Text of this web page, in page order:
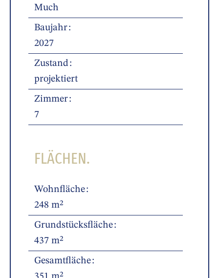
Much
Baujahr
2027
Zustand
projektiert
Zimmer
7
FLÄCHEN.
Wohnfläche
248 m²
Grundstücksfläche
437 m²
Gesamtfläche